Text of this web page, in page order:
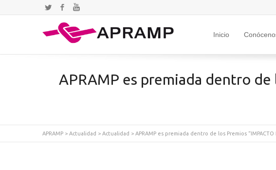
TwitterFacebook
Inicio
APRAMP es premiada dentro de
APRAMP > Actualidad > Actualidad > APRAMP es premiada dentro de los Premios